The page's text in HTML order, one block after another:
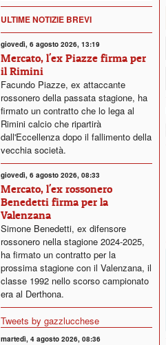
ULTIME NOTIZIE BREVI
giovedì, 6 agosto 2026, 13:19
Mercato, l'ex Piazze firma per
il Rimini
Facundo Piazze, ex attaccante
rossonero della passata stagione, ha
firmato un contratto che lo lega al
Rimini calcio che ripartirà
dall'Eccellenza dopo il fallimento della
vecchia società.
giovedì, 6 agosto 2026, 08:33
Mercato, l'ex rossonero
Benedetti firma per la
Valenzana
Simone Benedetti, ex difensore
rossonero nella stagione 2024-2025,
ha firmato un contratto per la
prossima stagione con il Valenzana, il
classe 1992 nello scorso campionato
era al Derthona.
Tweets by gazzlucchese
martedì, 4 agosto 2026, 08:36